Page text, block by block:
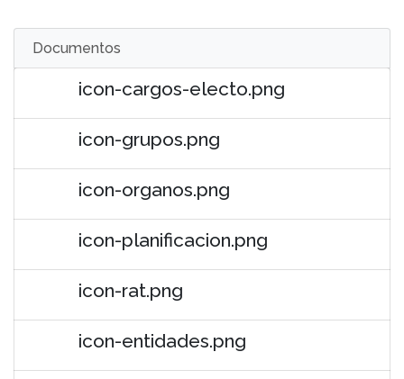
Documentos
icon-cargos-electo.png
icon-grupos.png
icon-organos.png
icon-planificacion.png
icon-rat.png
icon-entidades.png